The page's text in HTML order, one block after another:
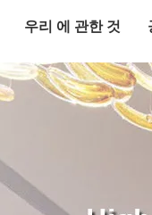
우리 에 관한 것